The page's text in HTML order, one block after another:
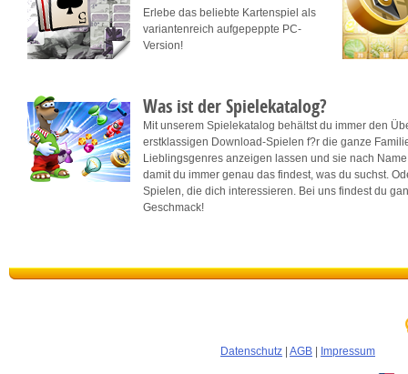
Erlebe das beliebte Kartenspiel als
variantenreich aufgepeppte PC-
Version!
Was ist der Spielekatalog?
Mit unserem Spielekatalog behältst du immer den
erstklassigen Download-Spielen f?r die ganze
Lieblingsgenres anzeigen lassen und sie nach
damit du immer genau das findest, was du suchst.
Spielen, die dich interessieren. Bei uns findest du
Geschmack!
Datenschutz AGB Impressum